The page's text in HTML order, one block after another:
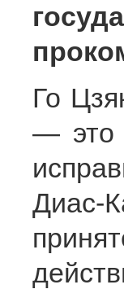
Го
— это
Диас-